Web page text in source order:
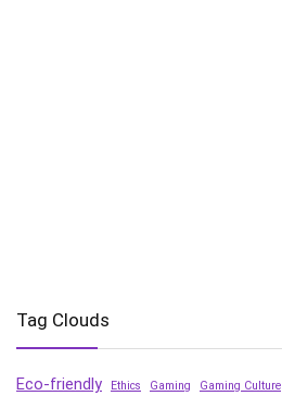
Tag Clouds
Eco-friendly Ethics Gaming Gaming Culture